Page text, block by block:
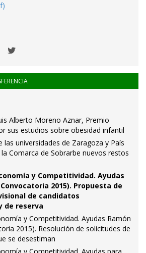
Alberto Moreno Aznar, Premio
sus estudios sobre obesidad infantil
las universidades de Zaragoza y País
Comarca de Sobrarbe nuevos restos
y Competitividad. Ayudas
2015). Propuesta de
de candidatos
de reserva
y Competitividad. Ayudas Ramón
2015). Resolución de solicitudes de
se desestiman